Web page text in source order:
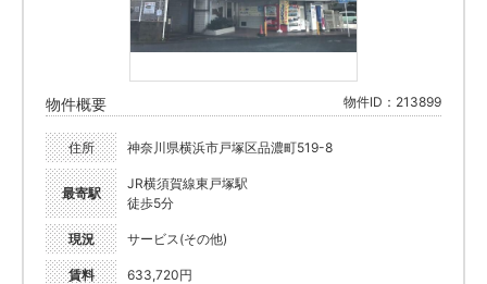
物件概要 物件ID：213899
住所 神奈川県横浜市戸塚区品濃町519-8
最寄駅
JR横須賀線東戸塚駅
徒歩5分
現況 サービス(その他)
賃料 633,720円